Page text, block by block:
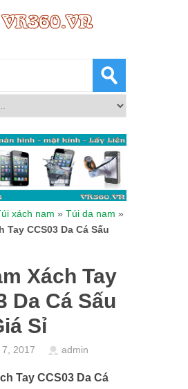
xách nam » Túi da nam »
Tay CCS03 Da Cá Sấu
Xách Tay
Da Cá Sấu
Sỉ
2017 admin
Tay CCS03 Da Cá